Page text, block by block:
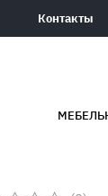
Контакты